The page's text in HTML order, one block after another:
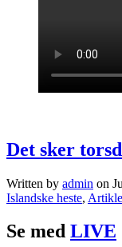
Det sker
Written by admin on
Islandske heste,
Se med LIVE